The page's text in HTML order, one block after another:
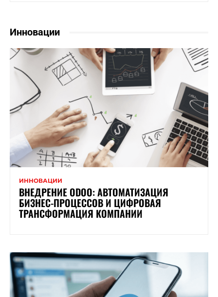
Инновации
ИННОВАЦИИ
ВНЕДРЕНИЕ ODOO: АВТОМАТИЗАЦИЯ
БИЗНЕС-ПРОЦЕССОВ И ЦИФРОВАЯ
ТРАНСФОРМАЦИЯ КОМПАНИИ